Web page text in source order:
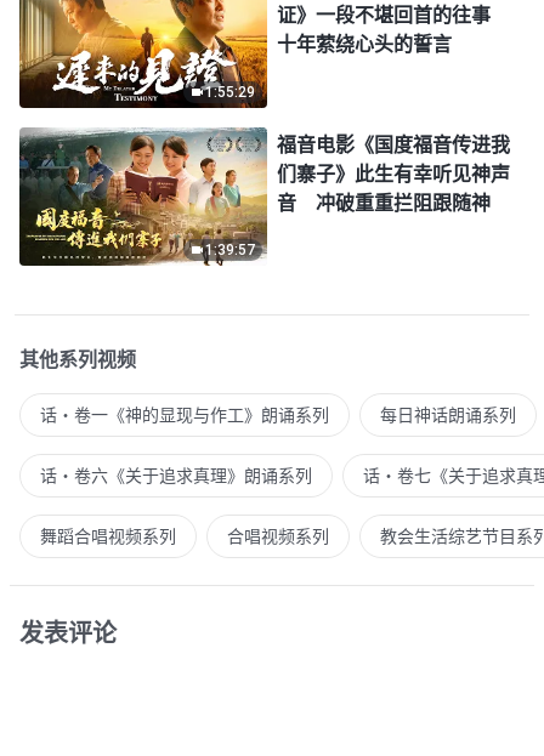
1:55:29
证》一段不堪回首的往事
十年萦绕心头的誓言
1:39:57
福音电影《国度福音传进我
们寨子》此生有幸听见神声
音 冲破重重拦阻跟随神
其他系列视频
话・卷一《神的显现与作工》朗诵系列 每日神话朗诵系列
话・卷六《关于追求真理》朗诵系列 话・卷七《关于追求真
舞蹈合唱视频系列 合唱视频系列 教会生活综艺节目系
发表评论